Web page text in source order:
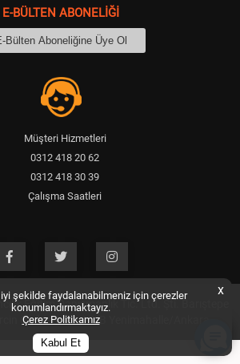
E-BÜLTEN ABONELİĞİ
Müşteri Hizmetleri
0312 418 20 62
0312 418 30 39
Çalışma Saatleri
Eğitim Danışmanlık Tic. Ltd. Şti. Barıştepe
Caddesi No: 17/B Yenimahalle/Ankara
x
şekilde faydalanabilmeniz için çerezler
konumlandırmaktayız.
Çerez Politikamız
Kabul Et